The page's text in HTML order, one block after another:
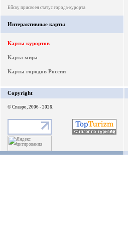
Ейску присвоен статус города-курорта
Интерактивные карты
Карты курортов
Карта мира
Карты городов России
Copyright
© Спаэро, 2006 - 2026.